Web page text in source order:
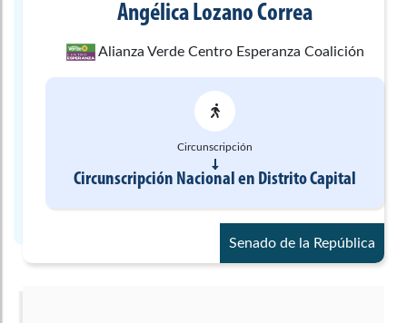
AngélicaLozano Correa
Alianza Verde Centro Esperanza Coalición
Circunscripción
Circunscripción Nacional en Distrito Capital
Senado de la República